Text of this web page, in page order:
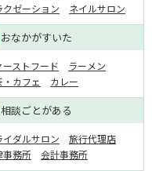
クゼーション
ネイルサロン
おなかがすいた
ーストフード
ラーメン
・カフェ
カレー
相談ごとがある
イダルサロン
旅行代理店
事務所
会計事務所